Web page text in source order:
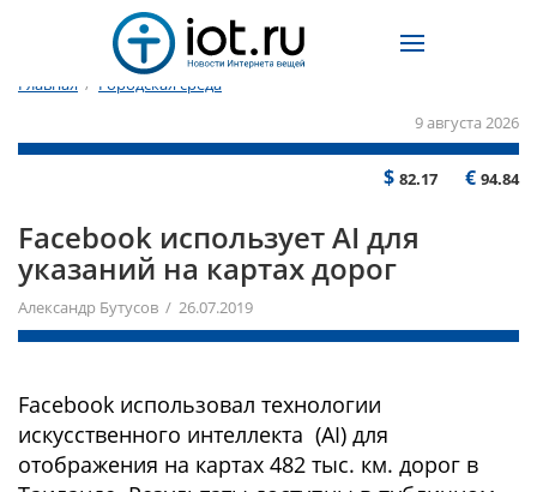
Главная / Городская среда
9 августа 2026
$ 82.17 € 94.84
Facebook использует AI для
указаний на картах дорог
Александр Бутусов / 26.07.2019
Facebook использовал технологии
искусственного интеллекта (AI) для
отображения на картах 482 тыс. км. дорог в